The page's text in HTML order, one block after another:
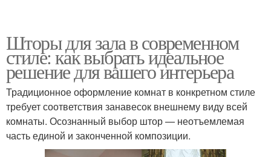
Шторы для зала в современном
стиле: как выбрать идеальное
решение для вашего интерьера
Традиционное оформление комнат в конкретном стиле
требует соответствия занавесок внешнему виду всей
комнаты. Осознанный выбор штор — неотъемлемая
часть единой и законченной композиции.